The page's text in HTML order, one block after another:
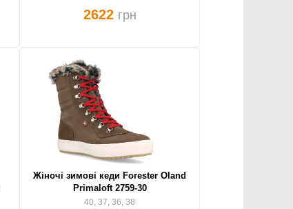
2622 грн
Жіночі зимові кеди Forester Oland
Primaloft 2759-30
40, 37, 36, 38